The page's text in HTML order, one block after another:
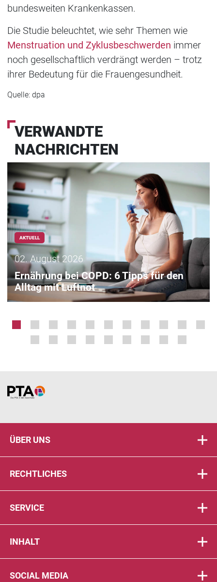
bundesweiten Krankenkassen.
Die Studie beleuchtet, wie sehr Themen wie
Menstruation und Zyklusbeschwerden immer
noch gesellschaftlich verdrängt werden – trotz
ihrer Bedeutung für die Frauengesundheit.
Quelle: dpa
VERWANDTE
NACHRICHTEN
AKTUELL
02. August 2026
Ernährung bei COPD: 6 Tipps für den
Alltag mit Luftnot
Home
ÜBER UNS
RECHTLICHES
SERVICE
INHALT
SOCIAL MEDIA